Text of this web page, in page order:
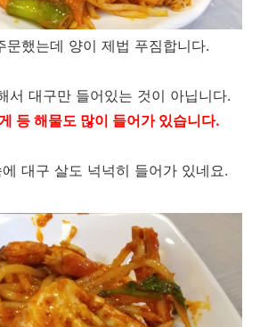
문했는데 양이 제법 푸짐합니다.
서 대구만 들어있는 것이 아닙니다.
등 해물도 많이 들어가 있습니다.
대구 살도 넉넉히 들어가 있네요.